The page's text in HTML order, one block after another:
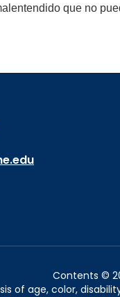
que no
Contents ©
of age, color,